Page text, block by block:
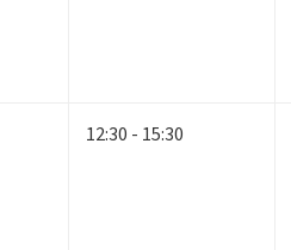
12:30 - 15:30